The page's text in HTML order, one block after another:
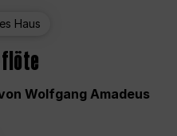
Haus
Wolfgang Amadeus